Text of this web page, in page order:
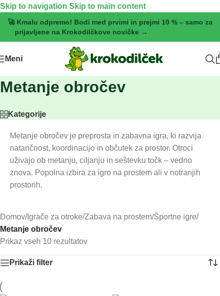
Skip to navigation Skip to main content
🚀 Kmalu odpremo! Bodi med prvimi in prejmi 10 % – samo za
prijavljene na Krokodilčkove novičke →
Meni
Metanje obročev
Kategorije
Metanje obročev je preprosta in zabavna igra, ki razvija
natančnost, koordinacijo in občutek za prostor. Otroci
uživajo ob metanju, ciljanju in seštevku točk – vedno
znova. Popolna izbira za igro na prostem ali v notranjih
prostorih.
Domov/Igrače za otroke/Zabava na prostem/Športne igre/
Metanje obročev
Prikaz vseh 10 rezultatov
Prikaži filter